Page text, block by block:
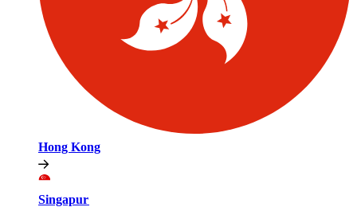
Hong Kong​​
Singapur​​